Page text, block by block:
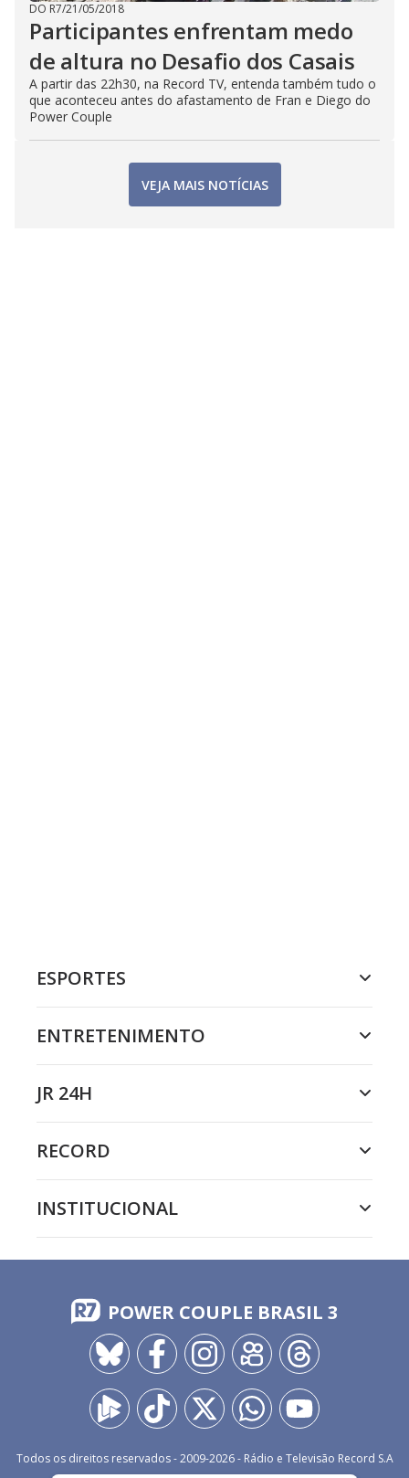
DO R7/21/05/2018
Participantes enfrentam medo
de altura no Desafio dos Casais
A partir das 22h30, na Record TV, entenda também tudo o
que aconteceu antes do afastamento de Fran e Diego do
Power Couple
VEJA MAIS NOTÍCIAS
ESPORTES
ENTRETENIMENTO
JR 24H
RECORD
INSTITUCIONAL
POWER COUPLE BRASIL 3
Todos os direitos reservados - 2009-2026- Rádio e Televisão Record S.A